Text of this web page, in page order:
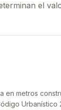
el
en metros
Urbanístico